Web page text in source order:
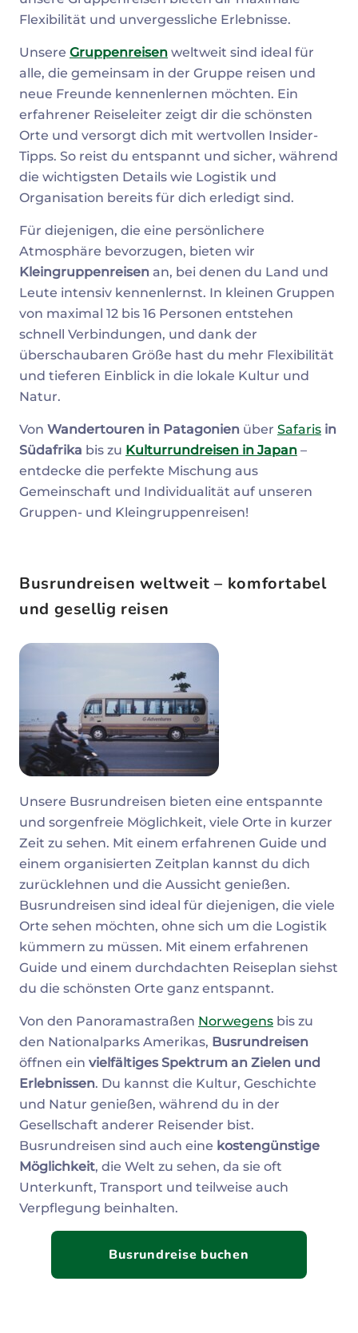
Flexibilität und unvergessliche Erlebnisse.
Unsere Gruppenreisen weltweit sind ideal für
alle, die gemeinsam in der Gruppe reisen und
neue Freunde kennenlernen möchten. Ein
erfahrener Reiseleiter zeigt dir die schönsten
Orte und versorgt dich mit wertvollen Insider-
Tipps. So reist du entspannt und sicher, während
die wichtigsten Details wie Logistik und
Organisation bereits für dich erledigt sind.
Für diejenigen, die eine persönlichere
Atmosphäre bevorzugen, bieten wir
Kleingruppenreisen an, bei denen du Land und
Leute intensiv kennenlernst. In kleinen Gruppen
von maximal 12 bis 16 Personen entstehen
schnell Verbindungen, und dank der
überschaubaren Größe hast du mehr Flexibilität
und tieferen Einblick in die lokale Kultur und
Natur.
Von Wandertouren in Patagonien über Safaris in
Südafrika bis zu Kulturrundreisen in Japan –
entdecke die perfekte Mischung aus
Gemeinschaft und Individualität auf unseren
Gruppen- und Kleingruppenreisen!
Busrundreisen weltweit – komfortabel
und gesellig reisen
Unsere Busrundreisen bieten eine entspannte
und sorgenfreie Möglichkeit, viele Orte in kurzer
Zeit zu sehen. Mit einem erfahrenen Guide und
einem organisierten Zeitplan kannst du dich
zurücklehnen und die Aussicht genießen.
Busrundreisen sind ideal für diejenigen, die viele
Orte sehen möchten, ohne sich um die Logistik
kümmern zu müssen. Mit einem erfahrenen
Guide und einem durchdachten Reiseplan siehst
du die schönsten Orte ganz entspannt.
Von den Panoramastraßen Norwegens bis zu
den Nationalparks Amerikas, Busrundreisen
öffnen ein vielfältiges Spektrum an Zielen und
Erlebnissen. Du kannst die Kultur, Geschichte
und Natur genießen, während du in der
Gesellschaft anderer Reisender bist.
Busrundreisen sind auch eine kostengünstige
Möglichkeit, die Welt zu sehen, da sie oft
Unterkunft, Transport und teilweise auch
Verpflegung beinhalten.
Busrundreise buchen